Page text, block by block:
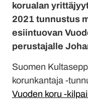
korualan
2021 tunnustus
esiintuovan
perustajalle
Suomen
korunkantaja -
Vuoden koru -